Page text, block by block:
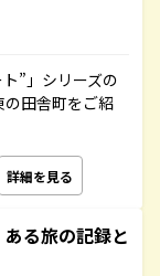
”」シリーズの
田舎町をご紹
詳細を見る
る旅の記録と